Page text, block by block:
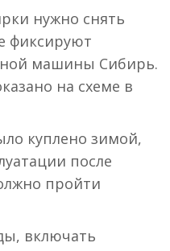
нужно снять
фиксируют
машины Сибирь.
на схеме в
куплено зимой,
после
пройти
включать